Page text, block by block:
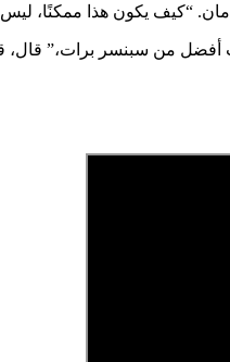
“كيف يكون هذا ممكنًا،
أفضل من سبنسر برات،”